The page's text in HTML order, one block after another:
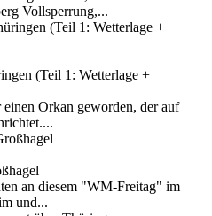
Vollsperrung,...
(Teil 1: Wetterlage +
Orkan geworden, der auf
an diesem "WM-Freitag" im
und...